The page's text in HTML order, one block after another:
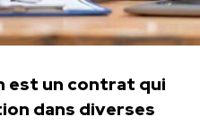
est un contrat qui
dans diverses